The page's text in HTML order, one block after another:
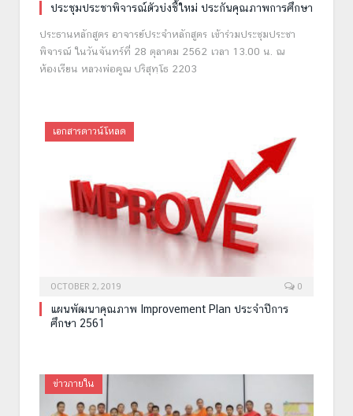
ประชุมประชาพิจารณ์ตัวบ่งชี้ใหม่ ประกันคุณภาพการศึกษา
ประธานหลักสูตร อาจารย์ประจำหลักสูตร เข้าร่วมประชุมประชา
พิจารณ์ ในวันจันทร์ที่ 28 ตุลาคม 2562 เวลา 13.00 น. ณ
ห้องเรียน หลวงพ่อคูณ ปริสุทฺโธ 2203
เอกสารดาวน์โหลด
OCTOBER 2, 2019 0
แผนพัฒนาคุณภาพ Improvement Plan ประจำปีการ
ศึกษา 2561
ข่าวภายใน